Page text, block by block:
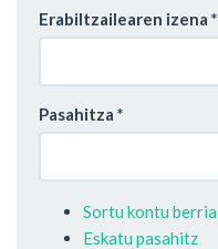
Erabiltzailearen izena *
Pasahitza *
Sortu kontu berria
Eskatu pasahitz